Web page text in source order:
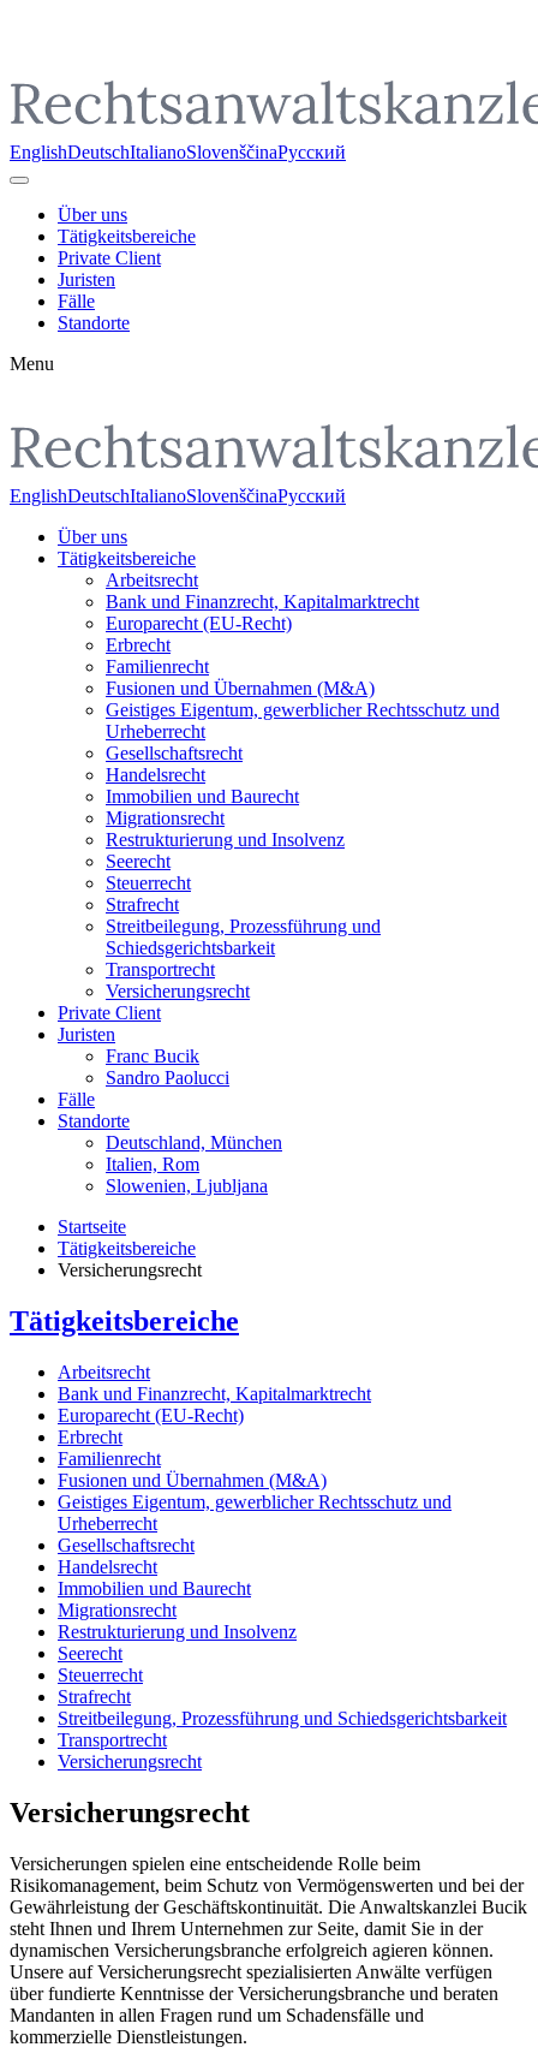
EnglishDeutschItalianoSlovenščinaРусский
Über uns
Tätigkeitsbereiche
Private Client
Juristen
Fälle
Standorte
Menu
EnglishDeutschItalianoSlovenščinaРусский
Über uns
Tätigkeitsbereiche
Arbeitsrecht
Bank und Finanzrecht, Kapitalmarktrecht
Europarecht (EU-Recht)
Erbrecht
Familienrecht
Fusionen und Übernahmen (M&A)
Geistiges Eigentum, gewerblicher Rechtsschutz und
Urheberrecht
Gesellschaftsrecht
Handelsrecht
Immobilien und Baurecht
Migrationsrecht
Restrukturierung und Insolvenz
Seerecht
Steuerrecht
Strafrecht
Streitbeilegung, Prozessführung und
Schiedsgerichtsbarkeit
Transportrecht
Versicherungsrecht
Private Client
Juristen
Franc Bucik
Sandro Paolucci
Fälle
Standorte
Deutschland, München
Italien, Rom
Slowenien, Ljubljana
Startseite
Tätigkeitsbereiche
Versicherungsrecht
Tätigkeitsbereiche
Arbeitsrecht
Bank und Finanzrecht, Kapitalmarktrecht
Europarecht (EU-Recht)
Erbrecht
Familienrecht
Fusionen und Übernahmen (M&A)
Geistiges Eigentum, gewerblicher Rechtsschutz und
Urheberrecht
Gesellschaftsrecht
Handelsrecht
Immobilien und Baurecht
Migrationsrecht
Restrukturierung und Insolvenz
Seerecht
Steuerrecht
Strafrecht
Streitbeilegung, Prozessführung und Schiedsgerichtsbarkeit
Transportrecht
Versicherungsrecht
Versicherungsrecht
Versicherungen spielen eine entscheidende Rolle beim
Risikomanagement, beim Schutz von Vermögenswerten und bei der
Gewährleistung der Geschäftskontinuität. Die Anwaltskanzlei Bucik
steht Ihnen und Ihrem Unternehmen zur Seite, damit Sie in der
dynamischen Versicherungsbranche erfolgreich agieren können.
Unsere auf Versicherungsrecht spezialisierten Anwälte verfügen
über fundierte Kenntnisse der Versicherungsbranche und beraten
Mandanten in allen Fragen rund um Schadensfälle und
kommerzielle Dienstleistungen.